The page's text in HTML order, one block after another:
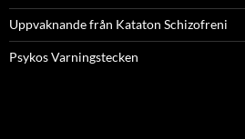
Uppvaknande från Kataton Schizofreni
Psykos Varningstecken